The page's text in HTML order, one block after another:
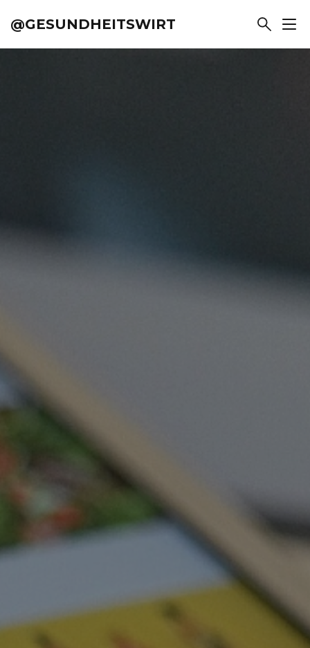
@GESUNDHEITSWIRT